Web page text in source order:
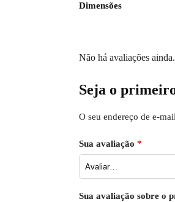
Dimensões
Não há avaliações ainda.
Seja o
O seu endereço de e-
Sua avaliação *
Sua avaliação sobre o